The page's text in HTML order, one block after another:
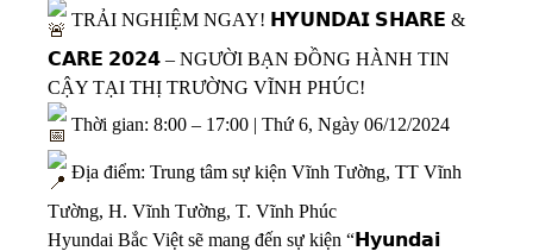
TRẢI NGHIỆM NGAY! 𝗛𝗬𝗨𝗡𝗗𝗔𝗜 𝗦𝗛𝗔𝗥𝗘 &
𝗖𝗔𝗥𝗘 𝟮𝟬𝟮𝟰 – NGƯỜI BẠN ĐỒNG HÀNH TIN
CẬY TẠI THỊ TRƯỜNG VĨNH PHÚC!
Thời gian: 8:00 – 17:00 | Thứ 6, Ngày 06/12/2024
Địa điểm: Trung tâm sự kiện Vĩnh Tường, TT Vĩnh
Tường, H. Vĩnh Tường, T. Vĩnh Phúc
Hyundai Bắc Việt sẽ mang đến sự kiện “𝗛𝘆𝘂𝗻𝗱𝗮𝗶